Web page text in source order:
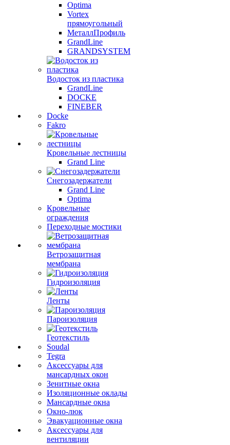
Optima
Vortex
прямоугольный
МеталлПрофиль
GrandLine
GRANDSYSTEM
Водосток из пластика
GrandLine
DOCKE
FINEBER
Docke
Fakro
Кровельные лестницы
Grand Line
Снегозадержатели
Grand Line
Optima
Кровельные
ограждения
Переходные мостики
Ветрозащитная
мембрана
Гидроизоляция
Ленты
Пароизоляция
Геотекстиль
Soudal
Tegra
Аксессуары для
мансардных окон
Зенитные окна
Изоляционные оклады
Мансардные окна
Окно-люк
Эвакуационные окна
Аксессуары для
вентиляции